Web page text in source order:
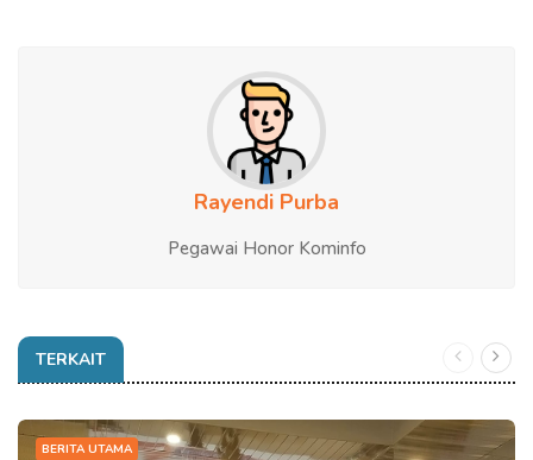
Rayendi Purba
Pegawai Honor Kominfo
TERKAIT
BERITA UTAMA